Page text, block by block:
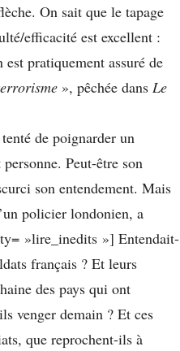
On sait que le tapage
efficacité est excellent :
pratiquement assuré de
», pêchée dans Le
de poignarder un
Peut-être son
son entendement. Mais
policier londonien, a
»lire_inedits »] Entendait-
français ? Et leurs
des pays qui ont
venger demain ? Et ces
que reprochent-ils à